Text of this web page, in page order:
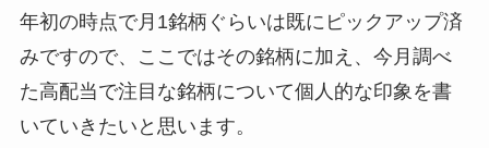
年初の時点で月1銘柄ぐらいは既にピックアップ済
みですので、ここではその銘柄に加え、今月調べ
た高配当で注目な銘柄について個人的な印象を書
いていきたいと思います。